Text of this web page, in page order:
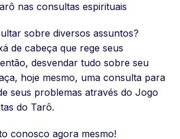
nas consultas espirituais
sobre diversos assuntos?
de cabeça que rege seus
desvendar tudo sobre seu
hoje mesmo, uma consulta para
seus problemas através do Jogo
do Tarô.
conosco agora mesmo!